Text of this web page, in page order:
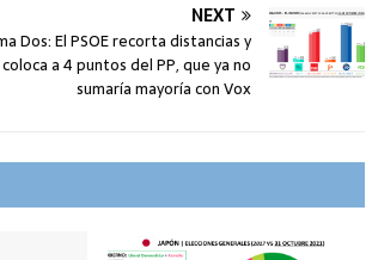
NEXT
Dos: El PSOE recorta distancias y
a 4 puntos del PP, que ya no
sumaría mayoría con Vox